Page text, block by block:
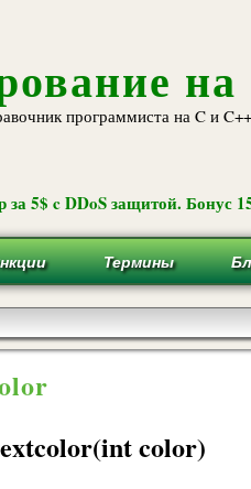
на
программиста на C и C++
5$ c DDoS защитой. Бонус
Термины
color)